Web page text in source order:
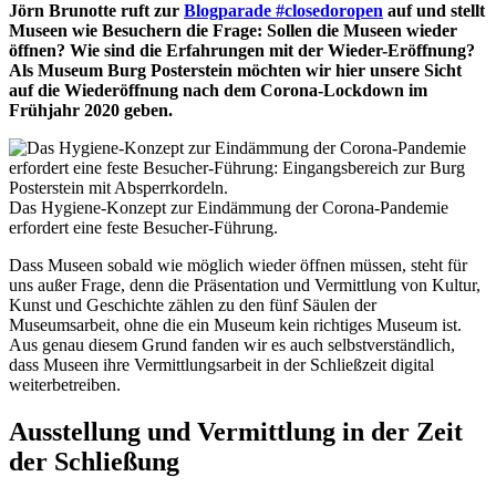
Jörn Brunotte ruft zur Blogparade #closedoropen auf und stellt
Museen wie Besuchern die Frage: Sollen die Museen wieder
öffnen? Wie sind die Erfahrungen mit der Wieder-Eröffnung?
Als Museum Burg Posterstein möchten wir hier unsere Sicht
auf die Wiederöffnung nach dem Corona-Lockdown im
Frühjahr 2020 geben.
Das Hygiene-Konzept zur Eindämmung der Corona-Pandemie
erfordert eine feste Besucher-Führung.
Dass Museen sobald wie möglich wieder öffnen müssen, steht für
uns außer Frage, denn die Präsentation und Vermittlung von Kultur,
Kunst und Geschichte zählen zu den fünf Säulen der
Museumsarbeit, ohne die ein Museum kein richtiges Museum ist.
Aus genau diesem Grund fanden wir es auch selbstverständlich,
dass Museen ihre Vermittlungsarbeit in der Schließzeit digital
weiterbetreiben.
Ausstellung und Vermittlung in der Zeit
der Schließung